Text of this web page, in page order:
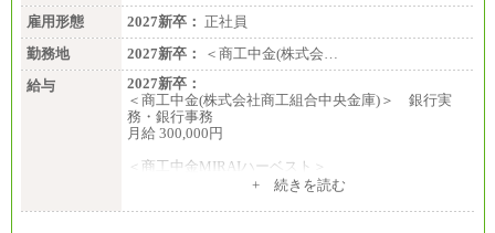
雇用形態
2027新卒： 正社員
勤務地
2027新卒：
＜商工中金(株式会…
給与
2027新卒：
＜商工中金(株式会社商工組合中央金庫)＞ 銀行実
務・銀行事務
月給 300,000円
＜商工中金MIRAIハーベスト＞
+ 続きを読む